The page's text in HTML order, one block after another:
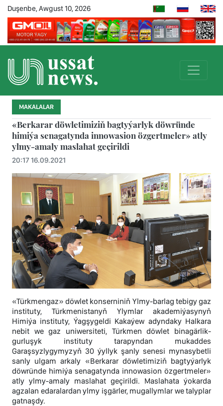
Duşenbe, Awgust 10, 2026
MAKALALAR
«Berkarar döwletimiziň bagtyýarlyk döwründe
himiýa senagatynda innowasion özgertmeler» atly
ylmy-amaly maslahat geçirildi
20:17 16.09.2021
«Türkmengaz» döwlet konserniniň Ylmy-barlag tebigy gaz
instituty, Türkmenistanyň Ylymlar akademiýasynyň
Himiýa instituty, Ýagşygeldi Kakaýew adyndaky Halkara
nebit we gaz uniwersiteti, Türkmen döwlet binagärlik-
gurluşyk instituty tarapyndan mukaddes
Garaşsyzlygymyzyň 30 ýyllyk şanly senesi mynasybetli
sanly ulgam arkaly «Berkarar döwletimiziň bagtyýarlyk
döwründe himiýa senagatynda innowasion özgertmeler»
atly ylmy-amaly maslahat geçirildi. Maslahata ýokarda
agzalan edaralardan ylmy işgärler, mugallymlar we talyplar
gatnaşdy.